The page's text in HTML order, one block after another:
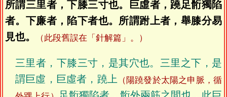
所謂三里者，下膝三寸也。巨虛者，蹺足䯒獨陷
者。下廉者，陷下者也。所謂跗上者，舉膝分易
見也。
（此段舊誤在「針解篇」。）
三里者，下膝三寸，是其穴也。三里之下，是
謂巨虛，巨虛者，蹺上（陽蹺發於太陽之申脈，循